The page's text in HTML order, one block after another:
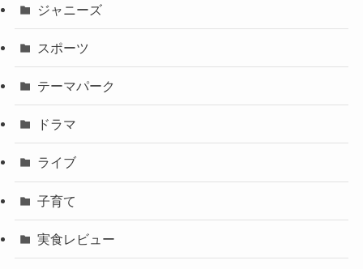
ジャニーズ
スポーツ
テーマパーク
ドラマ
ライブ
子育て
実食レビュー